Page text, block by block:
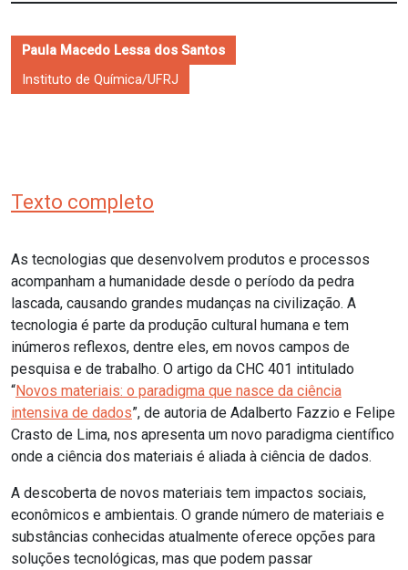
Paula Macedo Lessa dos Santos
Instituto de Química/UFRJ
Texto completo
As tecnologias que desenvolvem produtos e processos
acompanham a humanidade desde o período da pedra
lascada, causando grandes mudanças na civilização. A
tecnologia é parte da produção cultural humana e tem
inúmeros reflexos, dentre eles, em novos campos de
pesquisa e de trabalho. O artigo da CHC 401 intitulado
“Novos materiais: o paradigma que nasce da ciência
intensiva de dados”, de autoria de Adalberto Fazzio e Felipe
Crasto de Lima, nos apresenta um novo paradigma científico
onde a ciência dos materiais é aliada à ciência de dados.
A descoberta de novos materiais tem impactos sociais,
econômicos e ambientais. O grande número de materiais e
substâncias conhecidas atualmente oferece opções para
soluções tecnológicas, mas que podem passar